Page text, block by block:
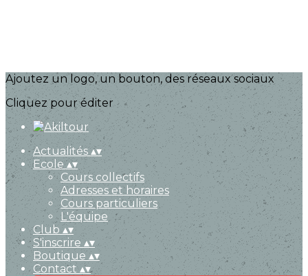
Ajoutez un logo, un bouton, des réseaux sociaux
Cliquez pour éditer
Actualités ▴▾
Ecole▴▾
Cours collectifs
Adresses et horaires
Cours particuliers
L'équipe
Club ▴▾
S'inscrire ▴▾
Boutique▴▾
Contact ▴▾